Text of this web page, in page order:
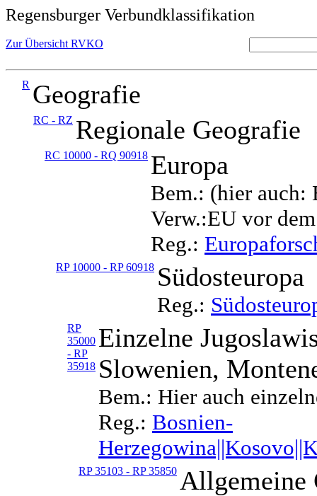
Regensburger Verbundklassifikation
Zur Übersicht RVKO
R Geografie
RC - RZ Regionale Geografie
RC 10000 - RQ 90918 Europa
Bem.: (hier auch:
Verw.:EU vor
Reg.:
RP 10000 - RP 60918 Südosteuropa
Reg.:
RP
35000
- RP
35918
Einzelne
Slowenien,
Bem.: Hier auch
Reg.: Bosnien-
RP 35103 - RP 35850 Allgemeine